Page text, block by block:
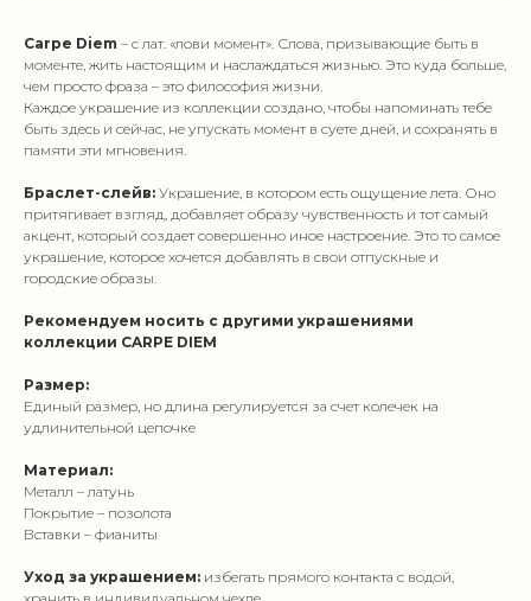
Carpe Diem – с лат. «лови момент». Слова, призывающие быть в
моменте, жить настоящим и наслаждаться жизнью. Это куда больше,
чем просто фраза – это философия жизни.
Каждое украшение из коллекции создано, чтобы напоминать тебе
быть здесь и сейчас, не упускать момент в суете дней, и сохранять в
памяти эти мгновения.
Браслет-слейв: Украшение, в котором есть ощущение лета. Оно
притягивает взгляд, добавляет образу чувственность и тот самый
акцент, который создает совершенно иное настроение. Это то самое
украшение, которое хочется добавлять в свои отпускные и
городские образы.
Рекомендуем носить с другими украшениями
коллекции CARPE DIEM
Размер:
Единый размер, но длина регулируется за счет колечек на
удлинительной цепочке
Материал:
Металл – латунь
Покрытие – позолота
Вставки – фианиты
Уход за украшением: избегать прямого контакта с водой,